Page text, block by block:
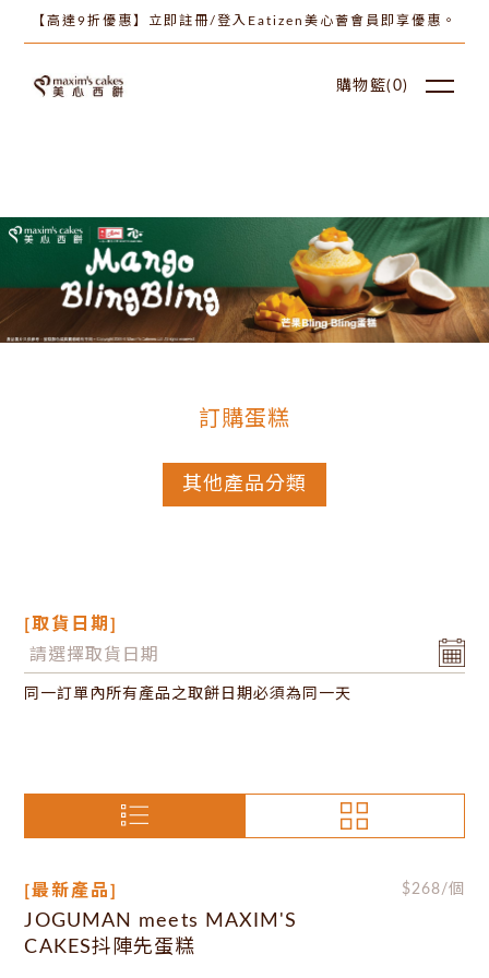
【高達9折優惠】立即註冊/登入Eatizen美心薈會員即享優惠。
購物籃( 0)
訂購蛋糕
其他產品分類
[取貨日期]
同一訂單內所有產品之取餅日期必須為同一天
[最新產品] $268/個
JOGUMAN meets MAXIM'S
CAKES抖陣先蛋糕